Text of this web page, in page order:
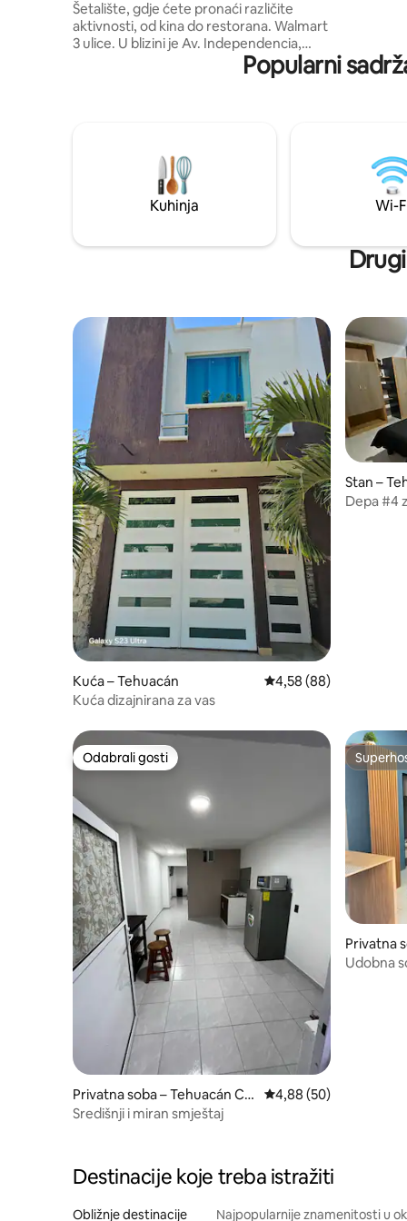
Šetalište, gdje ćete pronaći različite
aktivnosti, od kina do restorana. Walmart
3 ulice. U blizini je Av. Independencia,
glavna ulica u Tehuacanu. Poseban
smještaj, pun dobrih vibracija za odmor i
i uživate u danu.
Popularni
Kuhinja Wi-
Kuća – Tehuacán Prosječna ocjena:
4,58 (88)
Kuća dizajnirana za vas
Stan –
Depa #4
Odabrali gosti
Odabrali gosti
Privatna soba – Tehuacán Ce
ntro
Prosječna ocjena:
4,88 (50)
Središnji i miran smještaj
Privatna
ntro
Udobna
Destinacije koje treba istražiti
Obližnje destinacije Najpopularnije znamenitosti u